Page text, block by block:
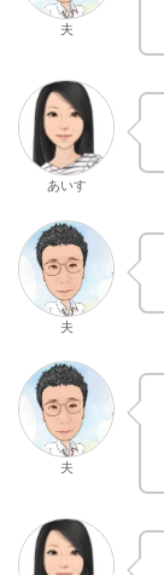
夫
あいす
夫
夫